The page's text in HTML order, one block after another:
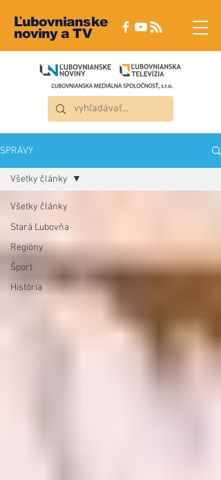
Ľubovnianske
noviny a TV
SPRÁVY
Všetky články
Stará Ľubovňa
Regióny
Šport
História
Všetky články